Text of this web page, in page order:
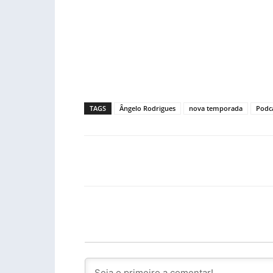
TAGS Ângelo Rodrigues nova temporada